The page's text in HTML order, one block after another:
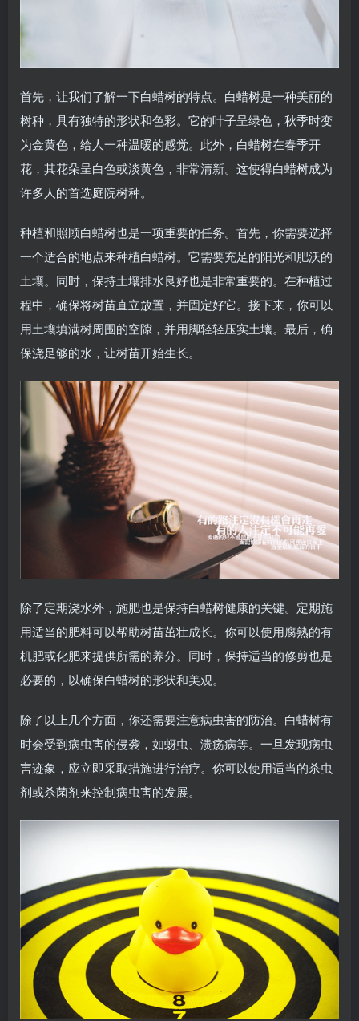
首先，让我们了解一下白蜡树的特点。白蜡树是一种美丽的
树种，具有独特的形状和色彩。它的叶子呈绿色，秋季时变
为金黄色，给人一种温暖的感觉。此外，白蜡树在春季开
花，其花朵呈白色或淡黄色，非常清新。这使得白蜡树成为
许多人的首选庭院树种。
种植和照顾白蜡树也是一项重要的任务。首先，你需要选择
一个适合的地点来种植白蜡树。它需要充足的阳光和肥沃的
土壤。同时，保持土壤排水良好也是非常重要的。在种植过
程中，确保将树苗直立放置，并固定好它。接下来，你可以
用土壤填满树周围的空隙，并用脚轻轻压实土壤。最后，确
保浇足够的水，让树苗开始生长。
除了定期浇水外，施肥也是保持白蜡树健康的关键。定期施
用适当的肥料可以帮助树苗茁壮成长。你可以使用腐熟的有
机肥或化肥来提供所需的养分。同时，保持适当的修剪也是
必要的，以确保白蜡树的形状和美观。
除了以上几个方面，你还需要注意病虫害的防治。白蜡树有
时会受到病虫害的侵袭，如蚜虫、溃疡病等。一旦发现病虫
害迹象，应立即采取措施进行治疗。你可以使用适当的杀虫
剂或杀菌剂来控制病虫害的发展。